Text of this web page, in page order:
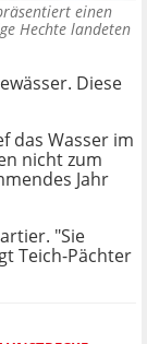
einen
Hechte landeten
Diese
das Wasser im
nicht zum
Jahr
"Sie
Teich-Pächter